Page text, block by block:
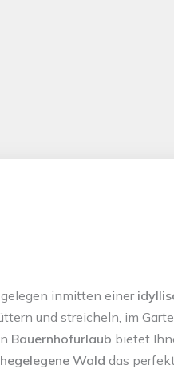
gelegen inmitten einer
und streicheln, im
Bauernhofurlaub bietet
Wald das